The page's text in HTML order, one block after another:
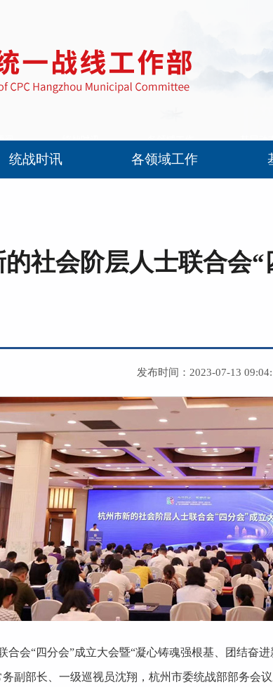
统战时讯 各领域工作
社会阶层人士联合会
发布时间：2023-07-13
合会“四分会”成立大会暨“凝心铸魂强根基、团结奋
副部长、一级巡视员沈翔，杭州市委统战部部务会